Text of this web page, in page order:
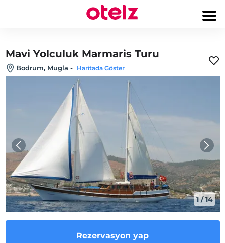
Mavi Yolculuk Marmaris Turu
Bodrum, Mugla - Haritada Göster
1/14
Rezervasyon yap